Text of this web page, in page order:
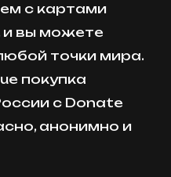
с картами
и вы можете
точки мира.
покупка
с Donate
анонимно и